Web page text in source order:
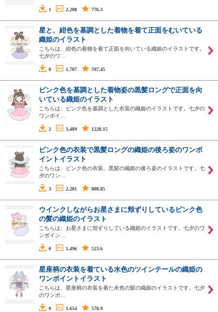
1 2,208 776.3
星と、紺色を基調とした着物を着て正面をむいている
織姫のイラスト
こちらは、紺色の着物を着て正面を向いている織姫のイラストです。
七夕のワ…
0 1,707 597.45
ピンク色を基調とした着物姿の黒髪ロングで正面を向
いている織姫のイラスト
こちらは、ピンク色を基調とした衣装の織姫のイラストです。七夕の
ワンポイ…
2 3,489 1228.15
ピンク色の衣装で黒髪ロングの織姫の後ろ姿のワンポ
イントイラスト
こちらは、ピンク色の衣装、黒髪の織姫の後ろ姿のイラストです。七
夕のワン…
3 2,281 808.85
ウインクしながらお星さまに頬ずりしているピンク色
の髪の織姫のイラスト
こちらは、お星さまに頬ずりしている織姫のイラストです。七夕のワ
ンポイン…
0 1,496 523.6
星座柄の衣装を着ている水色のツインテールの織姫の
ワンポイントイラスト
こちらは、星座柄の衣装を着た水色の髪の織姫のイラストです。七夕
のワンポ…
0 1,654 578.9